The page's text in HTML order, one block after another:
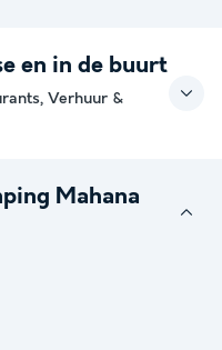
en in de buurt
Verhuur &
Mahana